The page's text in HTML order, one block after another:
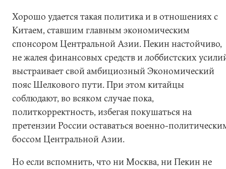
Хорошо удается такая политика и в отношениях с
Китаем, ставшим главным экономическим
спонсором Центральной Азии. Пекин настойчиво,
не жалея финансовых средств и лоббистских
выстраивает свой амбициозный Экономический
пояс Шелкового пути. При этом китайцы
соблюдают, во всяком случае пока,
политкорректность, избегая покушаться на
претензии России оставаться военно-
боссом Центральной Азии.
Но если вспомнить, что ни Москва, ни Пекин не